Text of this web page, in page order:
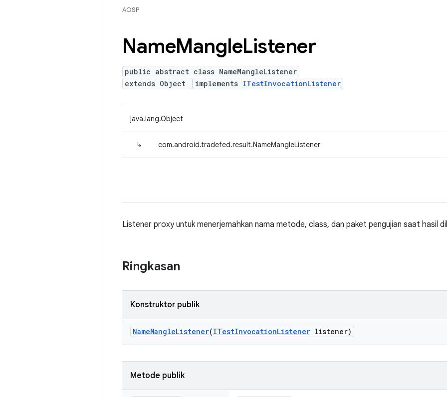
AOSP
NameMangleListener
public abstract class NameMangleListener
extends Object
implements ITestInvocationListener
java.lang.Object
↳ com.android.tradefed.result.NameMangleListener
Listener proxy untuk menerjemahkan nama metode, class, dan paket pengujian saat hasil
Ringkasan
Konstruktor publik
NameMangleListener(ITestInvocationListener listener)
Metode publik